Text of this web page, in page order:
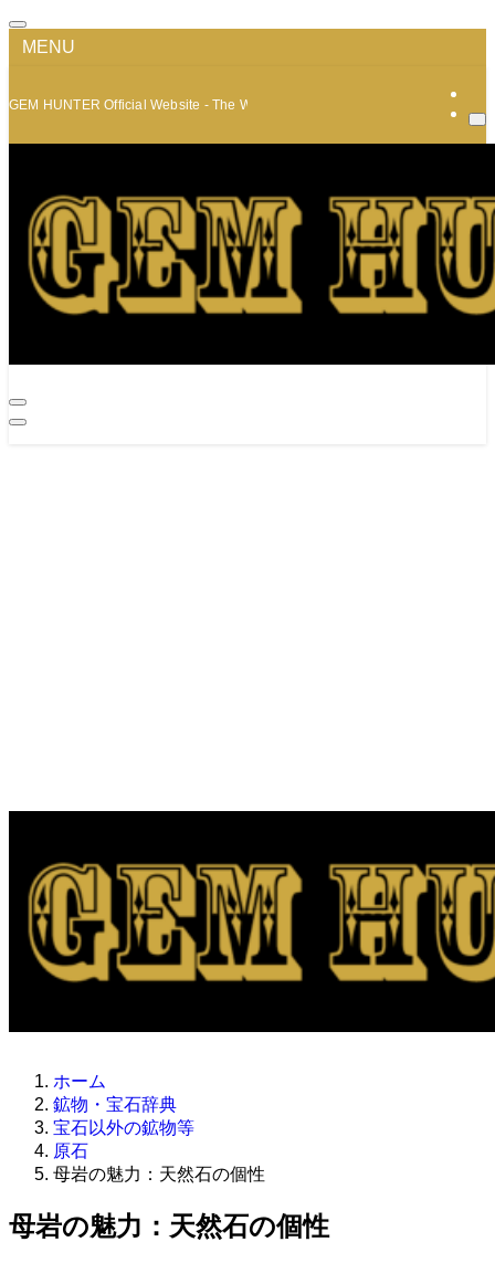
MENU
GEM HUNTER Official Website - The World of Minerals and Jewelry
ホーム
鉱物・宝石辞典
宝石以外の鉱物等
原石
母岩の魅力：天然石の個性
母岩の魅力：天然石の個性